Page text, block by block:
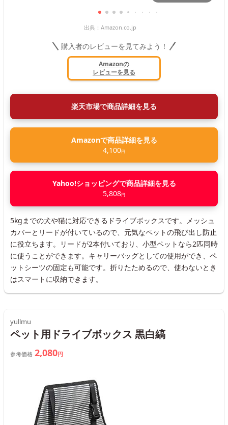
出典： Amazon.co.jp
購入者のレビューを見てみよう！
Amazonの
レビューを見る
楽天市場で商品詳細を見る
Amazonで商品詳細を見る
4,100円
Yahoo!ショッピングで商品詳細を見る
5,808円
5kgまでの犬や猫に対応できるドライブボックスです。メッシュ
カバーとリードが付いているので、元気なペットの飛び出し防止
に役立ちます。リードが2本付いており、小型ペットなら2匹同時
に使うことができます。キャリーバッグとしての使用ができ、ペ
ットシーツの固定も可能です。折りたためるので、使わないとき
はスマートに収納できます。
yullmu
ペット用ドライブボックス 黒白縞
参考価格 2,080円